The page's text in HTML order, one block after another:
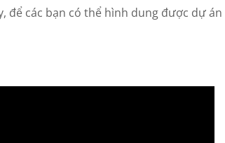
để các bạn có thể hình dung được dự án